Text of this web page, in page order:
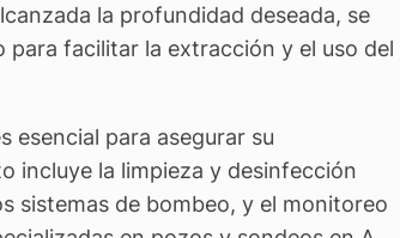
la profundidad deseada, se
facilitar la extracción y el uso del
esencial para asegurar su
incluye la limpieza y desinfección
sistemas de bombeo, y el monitoreo